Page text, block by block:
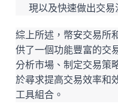
現以及快速做出交易
綜上所述，幣安交易所
供了一個功能豐富的交
分析市場、制定交易策
於尋求提高交易效率和
工具組合。